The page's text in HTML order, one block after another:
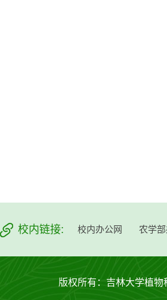
校内链接: 校内办公网 农学
版权所有：吉林大学